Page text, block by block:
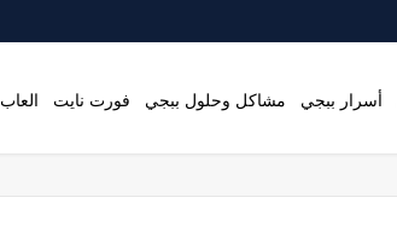
أسرار ببجي مشاكل وحلول ببجي فورت نايت العاب